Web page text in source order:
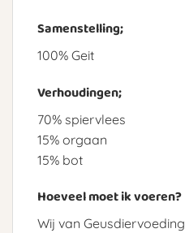
Samenstelling;
100% Geit
Verhoudingen;
70% spiervlees
15% orgaan
15% bot
Hoeveel moet ik voeren?
Wij van